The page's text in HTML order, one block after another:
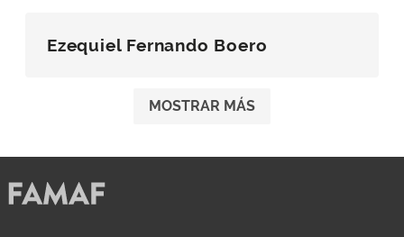
Ezequiel Fernando Boero
MOSTRAR MÁS